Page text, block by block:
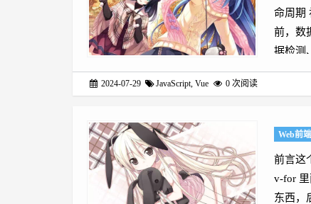
命周期
前，数
据检测
2024-07-29 JavaScript,Vue 0次阅读
Web前端
前言这
v-for
东西，